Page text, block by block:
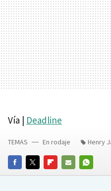
Vía | Deadline
FACEBOOKTWITTERFLIPBOARD
E-
TEMAS En rodaje Henry